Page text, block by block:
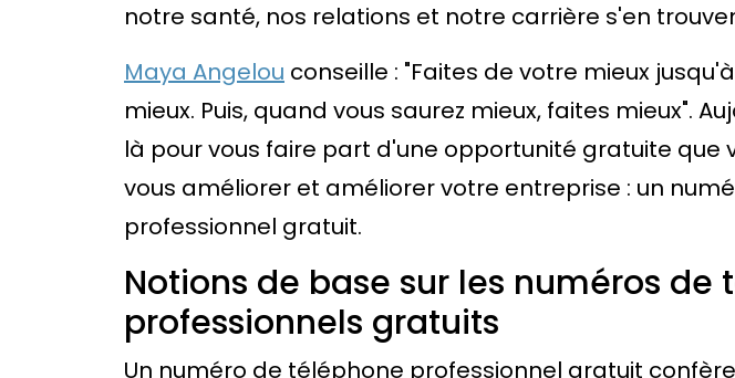
notre santé, nos relations et notre carrière s'en
Maya Angelou conseille : "Faites de votre mieux
mieux. Puis, quand vous saurez mieux, faites mieux".
là pour vous faire part d'une opportunité gratuite que
vous améliorer et améliorer votre entreprise : un
professionnel gratuit.
Notions de base sur les numéros de
professionnels gratuits
Un numéro de téléphone professionnel gratuit